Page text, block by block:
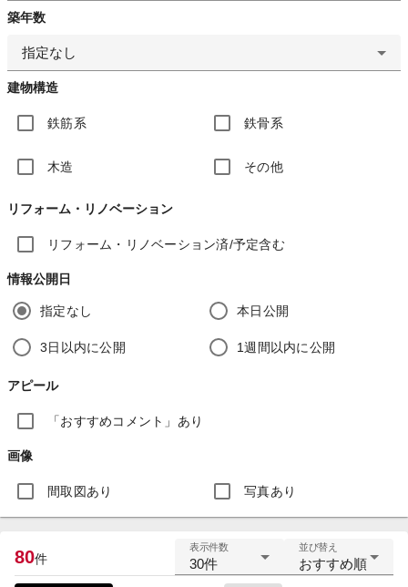
築年数
指定なし
建物構造
鉄筋系 鉄骨系
木造 その他
リフォーム・リノベーション
リフォーム・リノベーション済/予定含む
情報公開日
指定なし 本日公開
3日以内に公開 1週間以内に公開
アピール
「おすすめコメント」あり
画像
間取図あり 写真あり
80件
表示件数
30件
並び替え
おすすめ順